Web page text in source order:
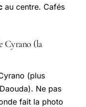
au centre. Cafés
Cyrano (la
(plus
Ne pas
fait la photo